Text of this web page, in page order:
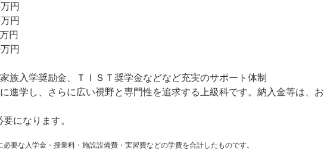
円
円
円
円
族入学奨励金、ＴＩＳＴ奨学金などなど充実のサポート体制
進学し、さらに広い視野と専門性を追求する上級科です。納入金等は、お
になります。
要な入学金・授業料・施設設備費・実習費などの学費を合計したものです。